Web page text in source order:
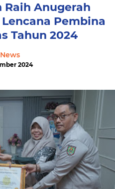
Raih Anugerah
Pembina
Tahun 2024
2024